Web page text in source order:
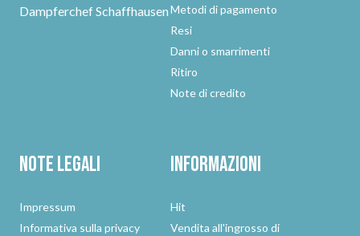
Dampferchef SchaffhausenMetodi di pagamento
Resi
Danni o smarrimenti
Ritiro
Note di credito
Note legali
Impressum
Informativa sulla privacy
Informazioni
Hit
Vendita all'ingrosso di